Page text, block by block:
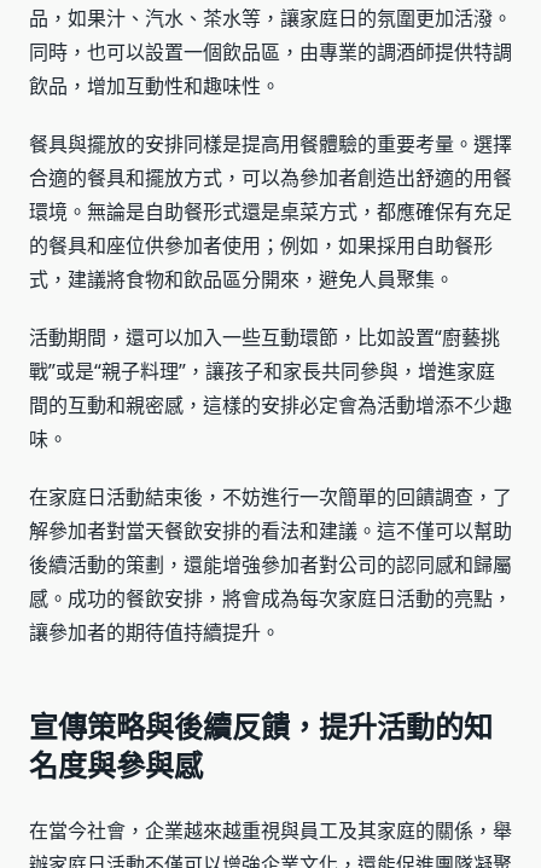
品，如果汁、汽水、茶水等，讓家庭日的氛圍更加活潑。
同時，也可以設置一個飲品區，由專業的調酒師提供特調
飲品，增加互動性和趣味性。
餐具與擺放的安排同樣是提高用餐體驗的重要考量。選擇
合適的餐具和擺放方式，可以為參加者創造出舒適的用餐
環境。無論是自助餐形式還是桌菜方式，都應確保有充足
的餐具和座位供參加者使用；例如，如果採用自助餐形
式，建議將食物和飲品區分開來，避免人員聚集。
活動期間，還可以加入一些互動環節，比如設置“廚藝挑
戰”或是“親子料理”，讓孩子和家長共同參與，增進家庭
間的互動和親密感，這樣的安排必定會為活動增添不少趣
味。
在家庭日活動結束後，不妨進行一次簡單的回饋調查，了
解參加者對當天餐飲安排的看法和建議。這不僅可以幫助
後續活動的策劃，還能增強參加者對公司的認同感和歸屬
感。成功的餐飲安排，將會成為每次家庭日活動的亮點，
讓參加者的期待值持續提升。
宣傳策略與後續反饋，提升活動的知
名度與參與感
在當今社會，企業越來越重視與員工及其家庭的關係，舉